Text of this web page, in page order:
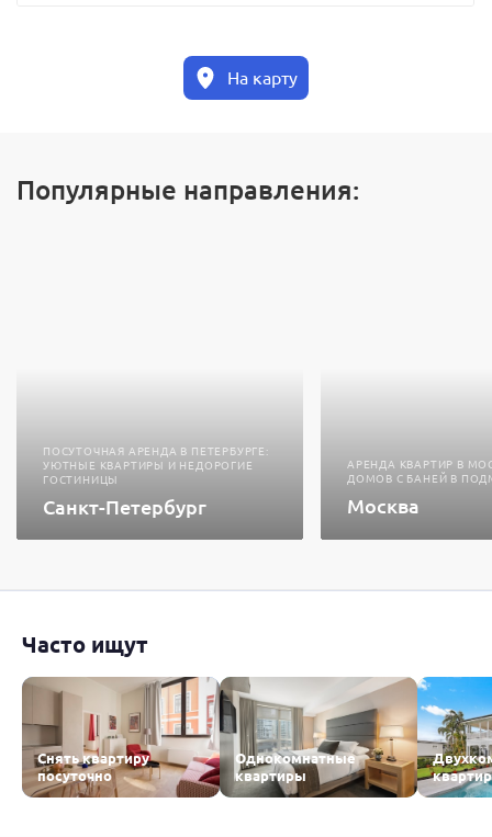
На карту
Популярные направления:
ПОСУТОЧНАЯ АРЕНДА В ПЕТЕРБУРГЕ:
УЮТНЫЕ КВАРТИРЫ И НЕДОРОГИЕ
ГОСТИНИЦЫ
Санкт-Петербург
АРЕНДА КВАРТИР В
ДОМОВ С БАНЕЙ В
Москва
Часто ищут
Снять квартиру
посуточно
Однокомнатные
квартиры